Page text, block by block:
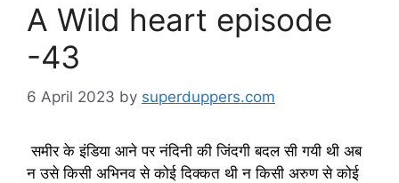
A Wild heart episode
-43
6 April 2023 by superduppers.com
समीर के इंडिया आने पर नंदिनी की जिंदगी बदल सी गयी थी अब
न उसे किसी अभिनव से कोई दिक्कत थी न किसी अरुण से कोई